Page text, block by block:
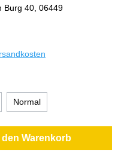
Burg 40, 06449
Normal
den Warenkorb